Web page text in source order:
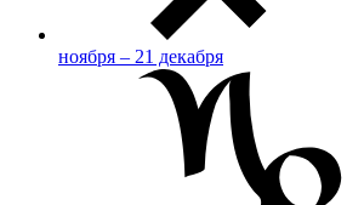
ноября – 21 декабря